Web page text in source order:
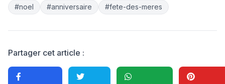
#noel #anniversaire #fete-des-meres
Partager cet article :